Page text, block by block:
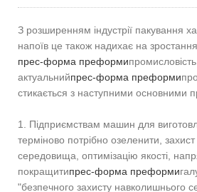
З розширенням індустрії пакування
напоїв це також надихає на зростання
прес-форма преформи
актуальнийпрес-форма преформи
стикається з наступними основними
1. Підприємствам машин для
терміново потрібно озеленити,
середовища, оптимізацію якості,
покращитипрес-форма преформи
"безпечного захисту навколишнього